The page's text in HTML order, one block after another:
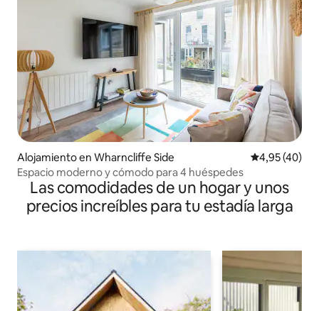
Alojamiento en Wharncliffe Side Calificación
4,95 (40)
Espacio moderno y cómodo para 4 huéspedes
Las comodidades de un hogar y unos
precios increíbles para tu estadía larga